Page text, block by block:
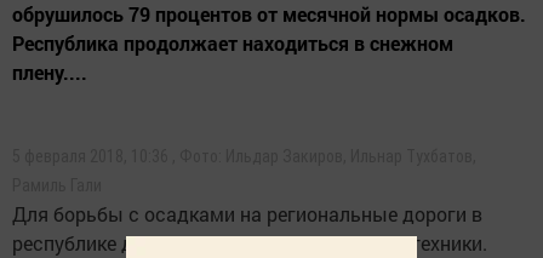
обрушилось 79 процентов от месячной нормы осадков.
Республика продолжает находиться в снежном
плену....
Для борьбы с осадками на региональные дороги в
республике днем вышли 484 единицы спецтехники.